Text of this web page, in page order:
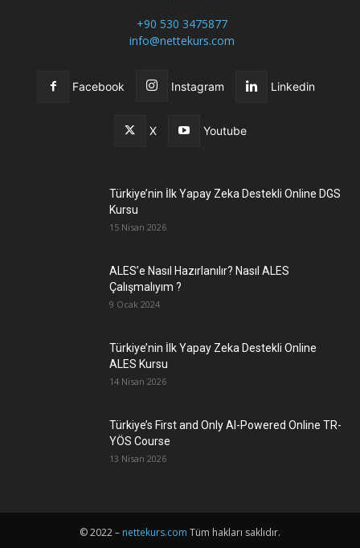
+90 530 3475877
info@nettekurs.com
Facebook Instagram Linkedin
X Youtube
Türkiye’nin İlk Yapay Zeka Destekli Online DGS
Kursu
15 Nisan 2026
ALES’e Nasıl Hazırlanılır? Nasıl ALES
Çalışmalıyım ?
9 Ocak 2024
Türkiye’nin İlk Yapay Zeka Destekli Online
ALES Kursu
14 Nisan 2026
Türkiye’s First and Only AI-Powered Online TR-
YÖS Course
13 Nisan 2026
© 2022 – nettekurs.com Tüm hakları saklıdır.